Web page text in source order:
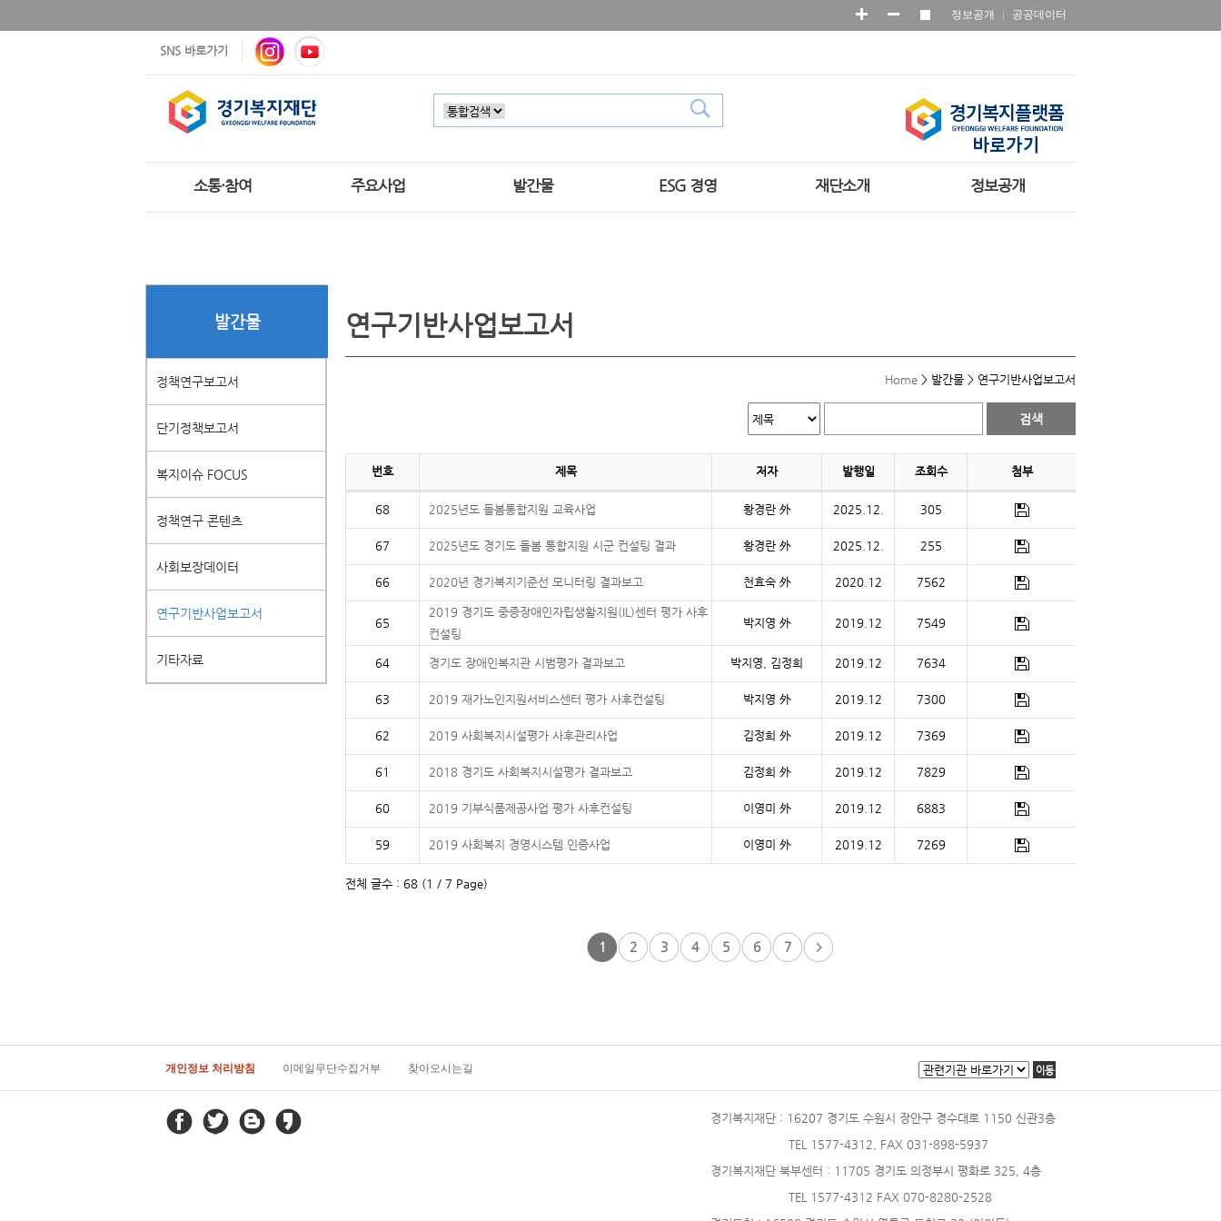
정보공개 공공데이터
SNS 바로가기
소통·참여 주요사업 발간물 ESG 경영 재단소개 정보공개
발간물
정책연구보고서
단기정책보고서
복지이슈 FOCUS
정책연구 콘텐츠
사회보장데이터
연구기반사업보고서
기타자료
연구기반사업보고서
Home > 발간물 > 연구기반사업보고서
번호 제목 저자 발행일 조회수 첨부
68 2025년도 돌봄통합지원 교육사업 황경란 外 2025.12. 305
67 2025년도 경기도 돌봄 통합지원 시군 컨설팅 결과 황경란 外 2025.12. 255
66 2020년 경기복지기준선 모니터링 결과보고 천효숙 外 2020.12 7562
65
2019 경기도 중증장애인자립생활지원(IL)센터 평가 사후
컨설팅
박지영 外 2019.12 7549
64 경기도 장애인복지관 시범평가 결과보고 박지영, 김정희 2019.12 7634
63 2019 재가노인지원서비스센터 평가 사후컨설팅 박지영 外 2019.12 7300
62 2019 사회복지시설평가 사후관리사업 김정희 外 2019.12 7369
61 2018 경기도 사회복지시설평가 결과보고 김정희 外 2019.12 7829
60 2019 기부식품제공사업 평가 사후컨설팅 이영미 外 2019.12 6883
59 2019 사회복지 경영시스템 인증사업 이영미 外 2019.12 7269
전체 글수 : 68 (1 / 7 Page)
1 2 3 4 5 6 7
개인정보 처리방침 이메일무단수집거부 찾아오시는길 이동
경기복지재단 : 16207 경기도 수원시 장안구 경수대로 1150 신관3층
TEL 1577-4312, FAX 031-898-5937
경기복지재단 북부센터 : 11705 경기도 의정부시 평화로 325, 4층
TEL 1577-4312 FAX 070-8280-2528